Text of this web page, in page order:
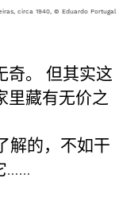
circa 1940, © Eduardo Portugal
奇。 但其实这
里藏有无价之
解的，不如干
……